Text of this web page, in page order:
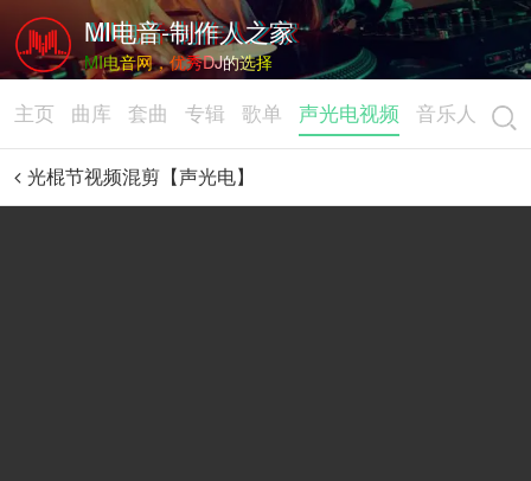
MI电音-制作人之家
MI电音网，优秀DJ的选择
主页 曲库 套曲 专辑 歌单 声光电视频 音乐人
光棍节视频混剪【声光电】